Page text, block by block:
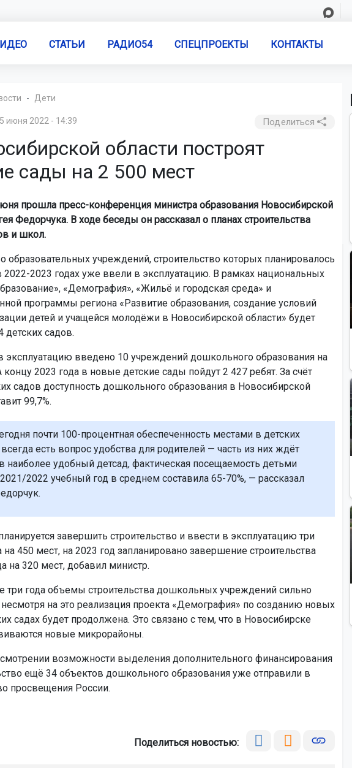
СТАТЬИ РАДИО54 СПЕЦПРОЕКТЫ КОНТАКТЫ
Дети
июня 2022 - 14:39 Поделиться
области построят
сады на 2 500 мест
прошла пресс-конференция министра образования Новосибирской
Федорчука. В ходе беседы он рассказал о планах строительства
и школ.
образовательных учреждений, строительство которых планировалось
2023 годах уже ввели в эксплуатацию. В рамках национальных
«Демография», «Жильё и городская среда» и
программы региона «Развитие образования, создание условий
детей и учащейся молодёжи в Новосибирской области» будет
детских садов.
эксплуатацию введено 10 учреждений дошкольного образования на
концу 2023 года в новые детские сады пойдут 2 427 ребят. За счёт
садов доступность дошкольного образования в Новосибирской
99,7%.
почти 100-процентная обеспеченность местами в детских
есть вопрос удобства для родителей — часть из них ждёт
наиболее удобный детсад, фактическая посещаемость детьми
2022 учебный год в среднем составила 65-70%, — рассказал
завершить строительство и ввести в эксплуатацию три
на 450 мест, на 2023 год запланировано завершение строительства
на 320 мест, добавил министр.
три года объемы строительства дошкольных учреждений сильно
на это реализация проекта «Демография» по созданию новых
садах будет продолжена. Это связано с тем, что в Новосибирске
новые микрорайоны.
возможности выделения дополнительного финансирования
ещё 34 объектов дошкольного образования уже отправили в
просвещения России.
Поделиться новостью: